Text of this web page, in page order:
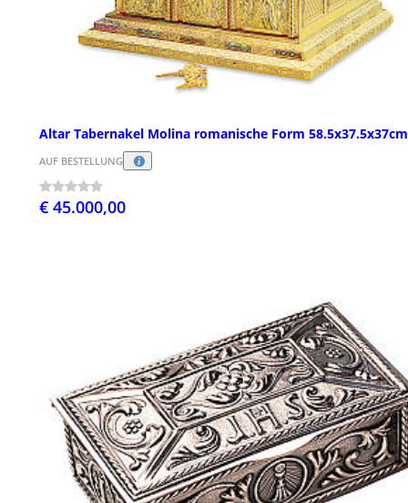
Altar Tabernakel Molina romanische Form 58.5x37.5x37cm
AUF BESTELLUNG
€ 45.000,00